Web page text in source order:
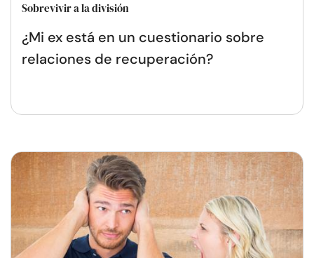
Sobrevivir a la división
¿Mi ex está en un cuestionario sobre
relaciones de recuperación?